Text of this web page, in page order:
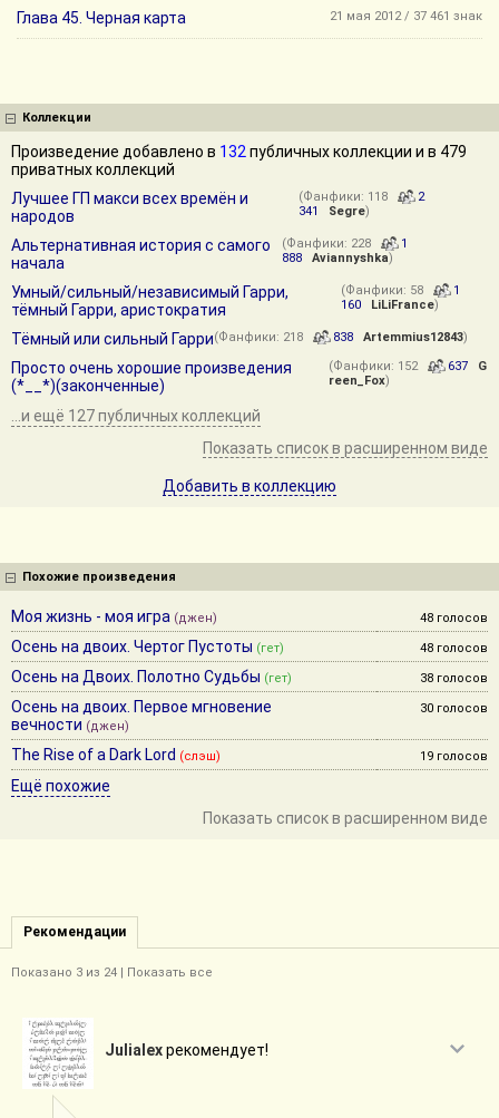
Глава 45. Черная карта 21 мая 2012 / 37 461 знак
Коллекции
Произведение добавлено в 132публичных коллекции и в 479
приватных коллекций
Лучшее ГП макси всех времён и
народов
(Фанфики: 118
2
341
Segre)
Альтернативная история с самого
начала
(Фанфики: 228
1
888
Aviannyshka)
Умный/сильный/независимый Гарри,
тёмный Гарри, аристократия
(Фанфики: 58
1
160
LiLiFrance)
Тёмный или сильный Гарри(Фанфики: 218 838 Artemmius12843)
Просто очень хорошие произведения
(*__*)(законченные)
(Фанфики: 152 637
G
reen_Fox)
...и ещё 127 публичных коллекций
Показать список в расширенном виде
Добавить в коллекцию
Похожие произведения
Моя жизнь - моя игра (джен) 48 голосов
Осень на двоих. Чертог Пустоты (гет) 48 голосов
Осень на Двоих. Полотно Судьбы (гет) 38 голосов
Осень на двоих. Первое мгновение
вечности (джен)
30 голосов
The Rise of a Dark Lord (слэш) 19 голосов
Ещё похожие
Показать список в расширенном виде
Рекомендации
Показано 3 из 24 | Показать все
Julialexрекомендует!